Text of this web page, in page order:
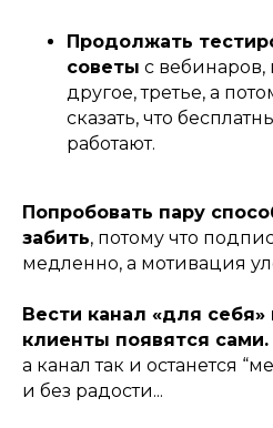
Продолжать
советы с вебинаров,
другое, третье, а
сказать, что
работают.
Попробовать пару
забить, потому что
медленно, а мотивация
Вести канал «для себя»
клиенты появятся сами.
а канал так и останется
и без радости...